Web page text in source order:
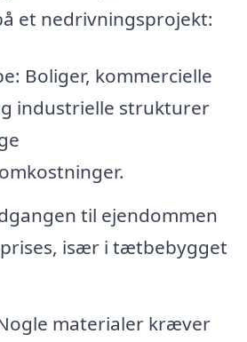
et nedrivningsprojekt:
Boliger, kommercielle
industrielle strukturer
til ejendommen
især i tætbebygget
materialer kræver